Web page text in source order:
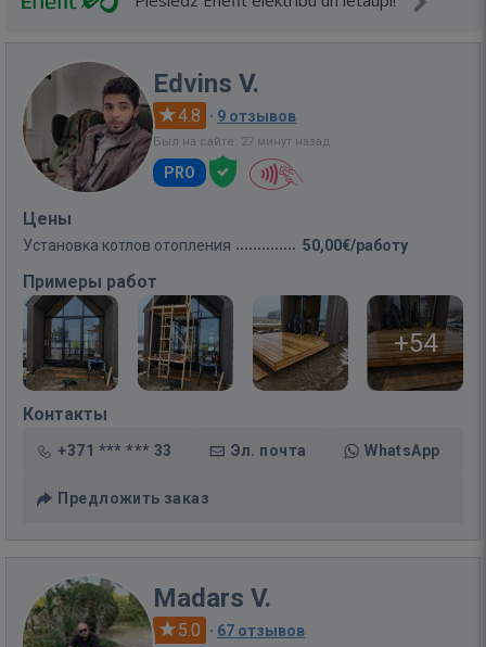
Edvins V.
4.8 · 9 отзывов
Был на сайте: 27 минут назад
PRO
Цены
Установка котлов отопления 50,00€/работу
Примеры работ
+54
Контакты
+371 *** *** 33 Эл. почта WhatsApp
Предложить заказ
Madars V.
5.0 · 67 отзывов